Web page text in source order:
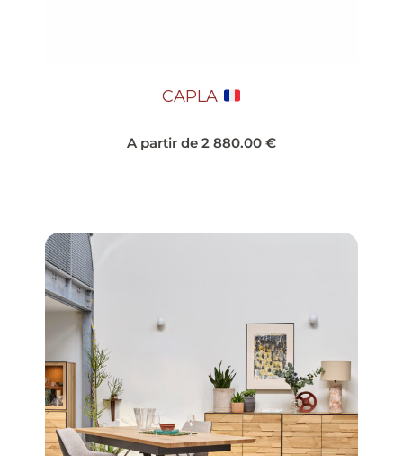
CAPLA
A partir de 2 880.00 €